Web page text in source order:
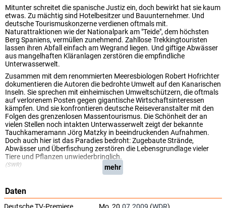
Mitunter schreitet die spanische Justiz ein, doch bewirkt hat sie kaum
etwas. Zu mächtig sind Hotelbesitzer und Bauunternehmer. Und
deutsche Tourismuskonzerne verdienen oftmals mit.
Naturattraktionen wie der Nationalpark am "Teide", dem höchsten
Berg Spaniens, vermüllen zunehmend. Zahllose Trekkingtouristen
lassen ihren Abfall einfach am Wegrand liegen. Und giftige Abwässer
aus mangelhaften Kläranlagen zerstören die empfindliche
Unterwasserwelt.
Zusammen mit dem renommierten Meeresbiologen Robert Hofrichter
dokumentieren die Autoren die bedrohte Umwelt auf den Kanarischen
Inseln. Sie sprechen mit einheimischen Umweltschützern, die oftmals
auf verlorenem Posten gegen gigantische Wirtschaftsinteressen
kämpfen. Und sie konfrontieren deutsche Reiseveranstalter mit den
Folgen des grenzenlosen Massentourismus. Die Schönheit der an
vielen Stellen noch intakten Unterwasserwelt zeigt der bekannte
Tauchkameramann Jörg Matzky in beeindruckenden Aufnahmen.
Doch auch hier ist das Paradies bedroht: Zugebaute Strände,
Abwässer und Überfischung zerstören die Lebensgrundlage vieler
Tiere und Pflanzen unwiederbringlich.
(SWR) mehr
Daten
Deutsche TV-Premiere Mo, 20.07.2009 (WDR)